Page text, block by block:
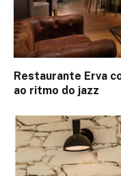
Restaurante Erva
ao ritmo do jazz